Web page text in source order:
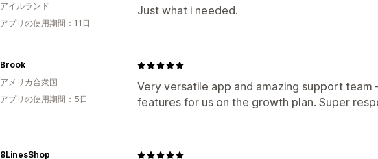
Just what i needed.
アイルランド
アプリの使用期間：11日
Very versatile app and amazing support team
features for us on the growth plan. Super
Brook
アメリカ合衆国
アプリの使用期間：5日
8LinesShop